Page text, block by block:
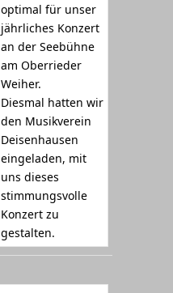
optimal für unser
jährliches Konzert
an der Seebühne
am Oberrieder
Weiher.
Diesmal hatten wir
den Musikverein
Deisenhausen
eingeladen, mit
uns dieses
stimmungsvolle
Konzert zu
gestalten.